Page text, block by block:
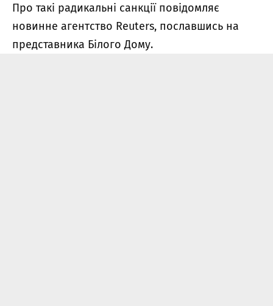
Про такі радикальні санкції повідомляє
новинне агентство Reuters, пославшись на
представника Білого Дому.